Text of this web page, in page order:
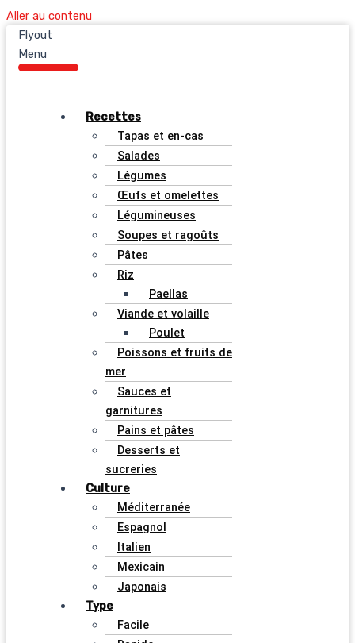
Aller au contenu
Flyout
Menu
Recettes
Tapas et en-cas
Salades
Légumes
Œufs et omelettes
Légumineuses
Soupes et ragoûts
Pâtes
Riz
Paellas
Viande et volaille
Poulet
Poissons et fruits de
mer
Sauces et
garnitures
Pains et pâtes
Desserts et
sucreries
Culture
Méditerranée
Espagnol
Italien
Mexicain
Japonais
Type
Facile